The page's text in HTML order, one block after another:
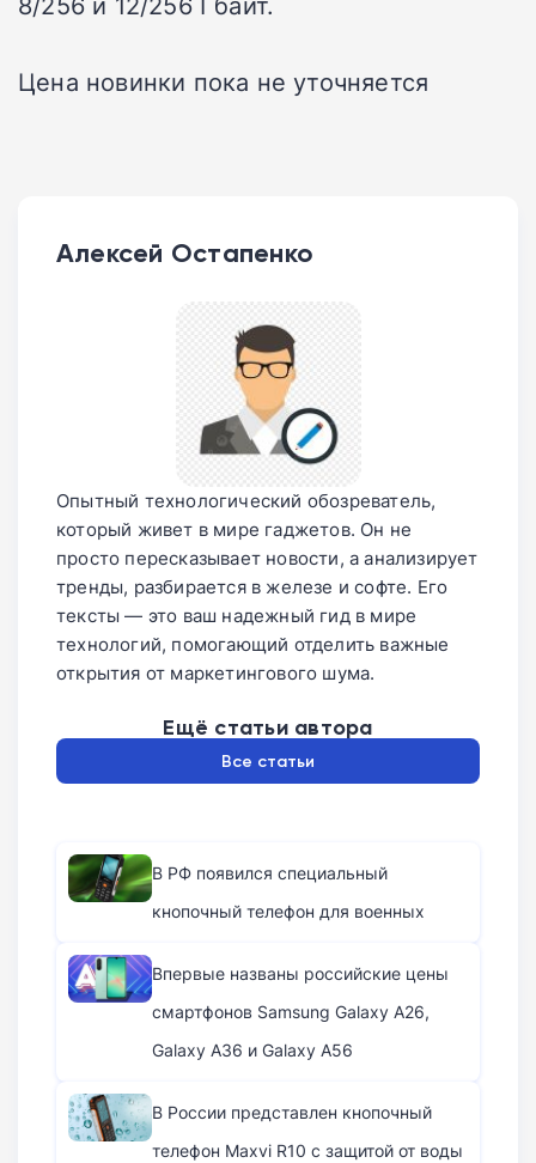
Цена новинки пока не уточняется
Алексей Остапенко
Опытный технологический обозреватель,
который живет в мире гаджетов. Он не
просто пересказывает новости, а анализирует
тренды, разбирается в железе и софте. Его
тексты — это ваш надежный гид в мире
технологий, помогающий отделить важные
открытия от маркетингового шума.
Ещё статьи автора
Все статьи
В РФ появился специальный
кнопочный телефон для военных
Впервые названы российские цены
смартфонов Samsung Galaxy A26,
Galaxy A36 и Galaxy A56
В России представлен кнопочный
телефон Maxvi R10 с защитой от воды